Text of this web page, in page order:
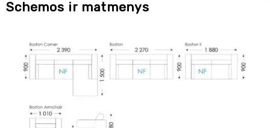
Schemos ir matmenys